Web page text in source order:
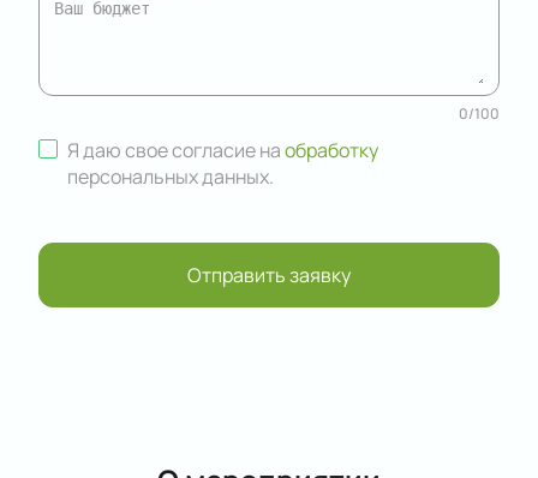
0/100
Я даю свое согласие наобработку
персональных данных.
Отправить заявку